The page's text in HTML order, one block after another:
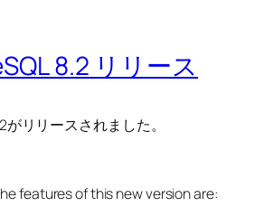
8.2 リリース
がリリースされました。
features of this new version are: